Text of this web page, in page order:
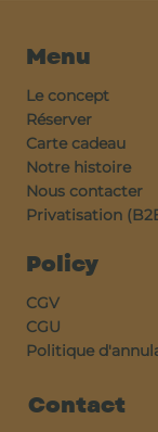
Menu
Le concept
Réserver
Carte cadeau
Notre histoire
Nous contacter
Privatisation
Policy
CGV
CGU
Politique
Contact